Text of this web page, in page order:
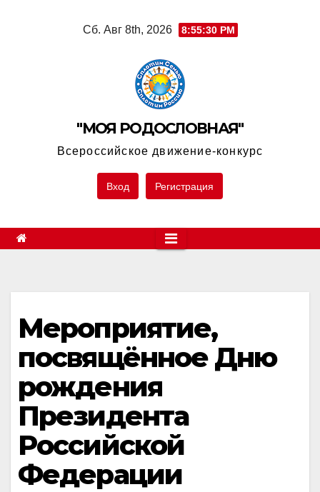
Сб. Авг 8th, 2026 8:55:30 PM
"МОЯ РОДОСЛОВНАЯ"
Всероссийское движение-конкурс
Вход Регистрация
Мероприятие,
посвящённое Дню
рождения
Президента
Российской
Федерации